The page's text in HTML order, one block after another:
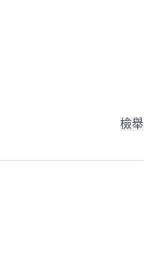
檢舉